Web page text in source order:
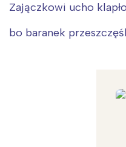
Zajączkowi ucho
bo baranek